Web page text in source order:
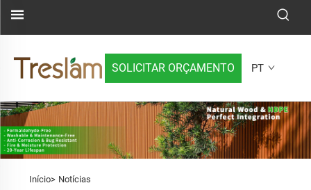
SOLICITAR ORÇAMENTO PT
Início> Notícias